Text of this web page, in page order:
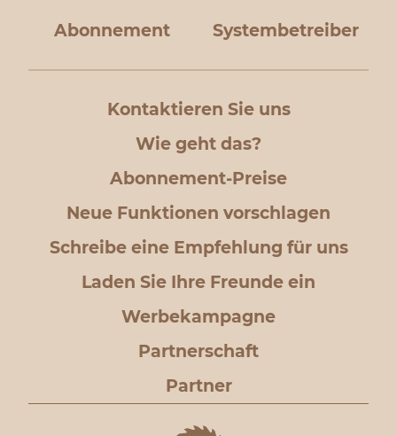
Abonnement Systembetreiber
Kontaktieren Sie uns
Wie geht das?
Abonnement-Preise
Neue Funktionen vorschlagen
Schreibe eine Empfehlung für uns
Laden Sie Ihre Freunde ein
Werbekampagne
Partnerschaft
Partner